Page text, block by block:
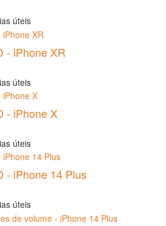
úteis
- iPhone XR
úteis
- iPhone X
úteis
- iPhone 14 Plus
úteis